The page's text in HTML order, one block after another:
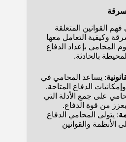
القوانين المتعلقة
وكيفية التعامل معها
المحامي بإعداد الدفاع
بالحادثة.
: يساعد المحامي في
الدفاع المتاحة.
على جمع الأدلة التي
من قوة الدفاع.
: يتولى المحامي الدفاع
الأنظمة والقوانين